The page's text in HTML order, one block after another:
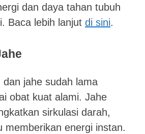
dan daya tahan tubuh
Baca lebih lanjut di sini.
jahe sudah lama
obat kuat alami. Jahe
sirkulasi darah,
memberikan energi instan.